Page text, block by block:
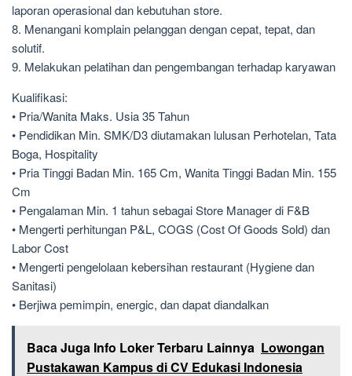
laporan operasional dan kebutuhan store.
8. Menangani komplain pelanggan dengan cepat, tepat, dan
solutif.
9. Melakukan pelatihan dan pengembangan terhadap karyawan
Kualifikasi:
• Pria/Wanita Maks. Usia 35 Tahun
• Pendidikan Min. SMK/D3 diutamakan lulusan Perhotelan, Tata
Boga, Hospitality
• Pria Tinggi Badan Min. 165 Cm, Wanita Tinggi Badan Min. 155
Cm
• Pengalaman Min. 1 tahun sebagai Store Manager di F&B
• Mengerti perhitungan P&L, COGS (Cost Of Goods Sold) dan
Labor Cost
• Mengerti pengelolaan kebersihan restaurant (Hygiene dan
Sanitasi)
• Berjiwa pemimpin, energic, dan dapat diandalkan
Baca Juga Info Loker Terbaru Lainnya Lowongan
Pustakawan Kampus di CV Edukasi Indonesia